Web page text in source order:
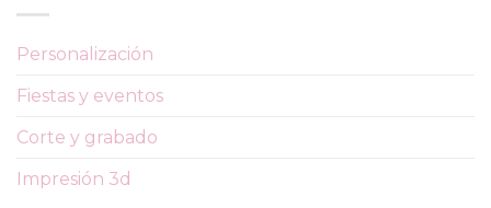
Personalización
Fiestas y eventos
Corte y grabado
Impresión 3d